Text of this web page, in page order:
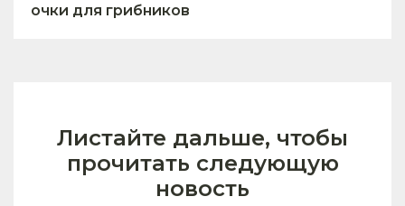
очки для грибников
Листайте дальше, чтобы
прочитать следующую
новость